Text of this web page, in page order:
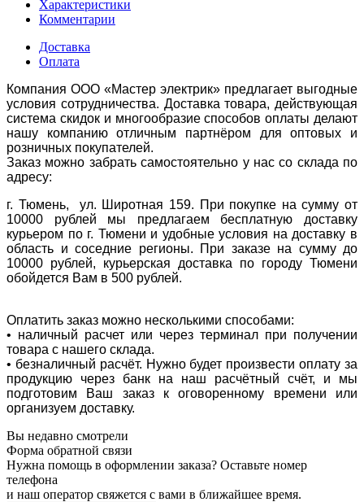
Характеристики
Комментарии
Доставка
Оплата
Компания ООО «Мастер электрик» предлагает выгодные
условия сотрудничества. Доставка товара, действующая
система скидок и многообразие способов оплаты делают
нашу компанию отличным партнёром для оптовых и
розничных покупателей.
Заказ можно забрать самостоятельно у нас со склада по
адресу:
г. Тюмень, ул. Широтная 159. При покупке на сумму от
10000 рублей мы предлагаем бесплатную доставку
курьером по г. Тюмени и удобные условия на доставку в
область и соседние регионы. При заказе на сумму до
10000 рублей, курьерская доставка по городу Тюмени
обойдется Вам в 500 рублей.
Оплатить заказ можно несколькими способами:
• наличный расчет или через терминал при получении
товара с нашего склада.
• безналичный расчёт. Нужно будет произвести оплату за
продукцию через банк на наш расчётный счёт, и мы
подготовим Ваш заказ к оговоренному времени или
организуем доставку.
Вы недавно смотрели
Форма обратной связи
Нужна помощь в оформлении заказа? Оставьте номер
телефона
и наш оператор свяжется с вами в ближайшее время.